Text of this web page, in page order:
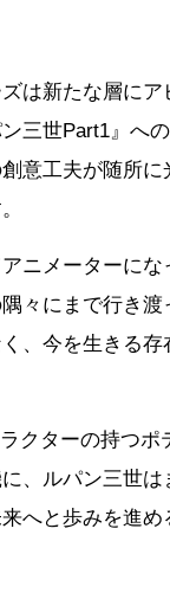
は新たな層に
三世Part1』へ
意工夫が随所
ニメーターに
々にまで行き
、今を生きる
クターの持つ
、ルパン三世
へと歩みを進め